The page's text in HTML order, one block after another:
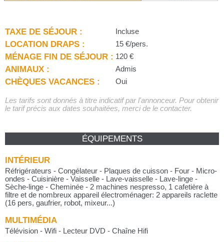
TAXE DE SÉJOUR : Incluse
LOCATION DRAPS : 15 €/pers.
MÉNAGE FIN DE SÉJOUR : 120 €
ANIMAUX : Admis
CHÈQUES VACANCES : Oui
Les tarifs sont donnés à titre indicatif par l'annonceur. Pour obtenir
le tarif précis aux dates souhaitées, merci de le contacter.
ÉQUIPEMENTS
INTÉRIEUR
Réfrigérateurs - Congélateur - Plaques de cuisson - Four - Micro-
ondes - Cuisinière - Vaisselle - Lave-vaisselle - Lave-linge -
Sèche-linge - Cheminée - 2 machines nespresso, 1 cafetière à
filtre et de nombreux appareil électroménager: 2 appareils raclette
(16 pers, gaufrier, robot, mixeur...)
MULTIMÉDIA
Télévision - Wifi - Lecteur DVD - Chaîne Hifi